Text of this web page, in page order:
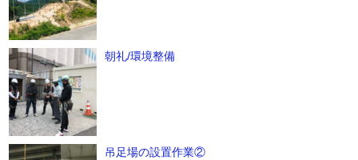
朝礼/環境整備
吊足場の設置作業②